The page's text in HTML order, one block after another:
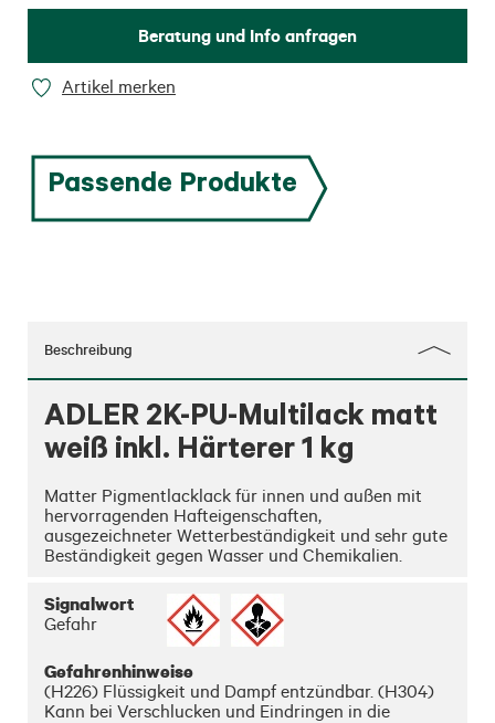
Beratung und Info anfragen
Artikel merken
Passende Produkte
Beschreibung
ADLER 2K-PU-Multilack matt
weiß inkl. Härterer 1 kg
Matter Pigmentlacklack für innen und außen mit
hervorragenden Hafteigenschaften,
ausgezeichneter Wetterbeständigkeit und sehr gute
Beständigkeit gegen Wasser und Chemikalien.
Exzellente Isolierwirkung gegen Holzinhaltsstoffe.
Signalwort
Gefahr
Gefahrenhinweise
(H226) Flüssigkeit und Dampf entzündbar. (H304)
Kann bei Verschlucken und Eindringen in die